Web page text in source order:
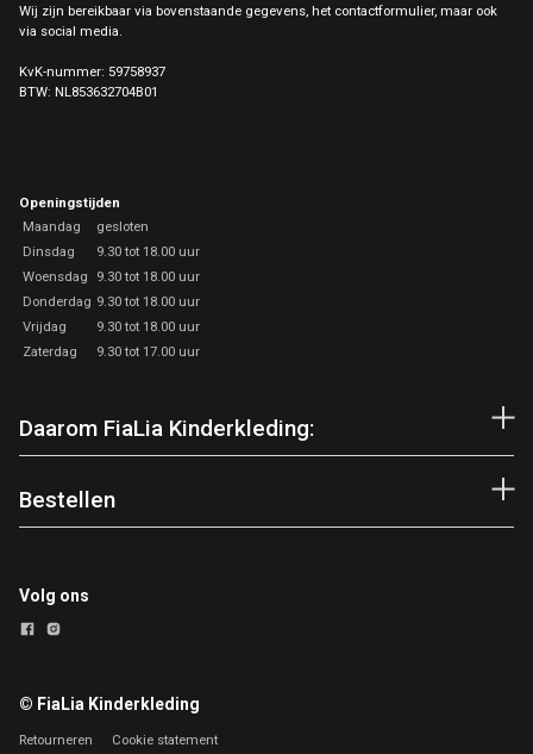
Wij zijn bereikbaar via bovenstaande gegevens, het contactformulier, maar ook
via social media.
KvK-nummer: 59758937
BTW: NL853632704B01
Openingstijden
Maandag
gesloten
Dinsdag
9.30 tot 18.00 uur
Woensdag
9.30 tot 18.00 uur
Donderdag 9.30 tot 18.00 uur
Vrijdag
9.30 tot 18.00 uur
Zaterdag
9.30 tot 17.00 uur
Daarom FiaLia Kinderkleding:
Bestellen
Volg ons
© FiaLia Kinderkleding
Retourneren Cookie statement